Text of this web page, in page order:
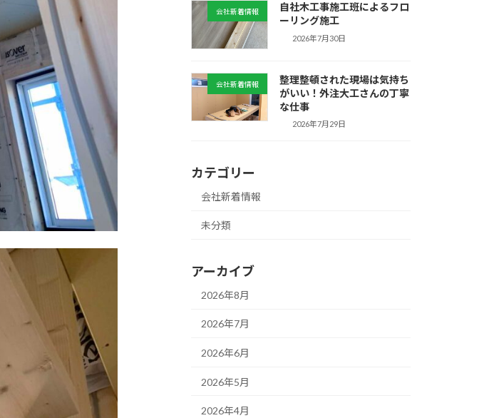
会社新着情報
自社木工事施工班によるフロ
ーリング施工
2026年7月30日
会社新着情報
整理整頓された現場は気持ち
がいい！外注大工さんの丁寧
な仕事
2026年7月29日
カテゴリー
会社新着情報
未分類
アーカイブ
2026年8月
2026年7月
2026年6月
2026年5月
2026年4月